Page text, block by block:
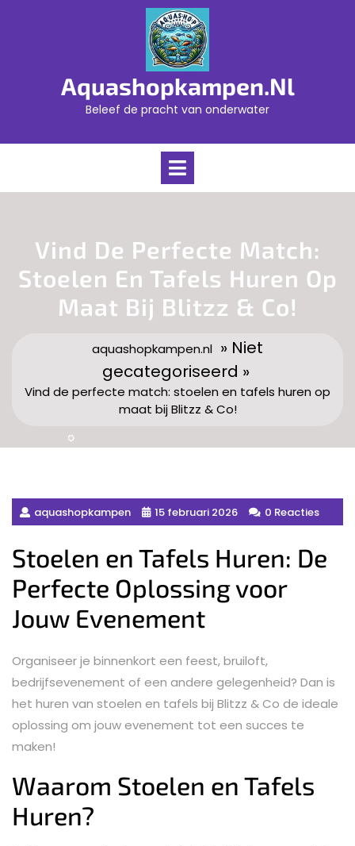
Aquashopkampen.nl
Beleef de pracht van onderwater
Open
Vind De Perfecte Match:
Stoelen En Tafels Huren Op
Maat Bij Blitzz & Co!
aquashopkampen.nl » Niet
gecategoriseerd »
Vind de perfecte match: stoelen en tafels huren op
maat bij Blitzz & Co!
aquashopkampen 15 februari 2026 0 Reacties
Stoelen en Tafels Huren: De
Perfecte Oplossing voor
Jouw Evenement
Organiseer je binnenkort een feest, bruiloft,
bedrijfsevenement of een andere gelegenheid? Dan is
het huren van stoelen en tafels bij Blitzz & Co de ideale
oplossing om jouw evenement tot een succes te
maken!
Waarom Stoelen en Tafels
Huren?